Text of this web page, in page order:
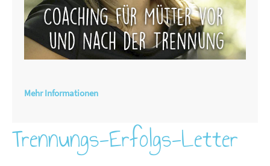
Mehr Informationen
Trennungs-Erfolgs-Letter